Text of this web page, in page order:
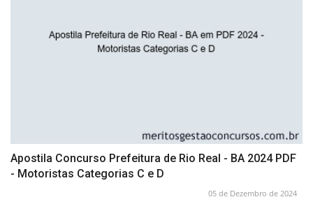
Apostila Concurso Prefeitura de Rio Real - BA 2024 PDF
- Motoristas Categorias C e D
05 de Dezembro de 2024